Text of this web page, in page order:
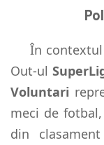
În contextul
Out-ul
Voluntari
meci de
din